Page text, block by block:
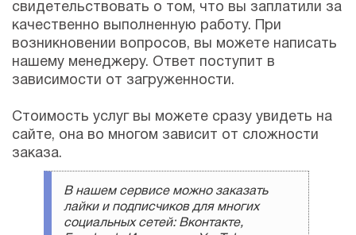
свидетельствовать о том, что вы заплатили за
качественно выполненную работу. При
возникновении вопросов, вы можете написать
нашему менеджеру. Ответ поступит в
зависимости от загруженности.
Стоимость услуг вы можете сразу увидеть на
сайте, она во многом зависит от сложности
заказа.
В нашем сервисе можно заказать
лайки и подписчиков для многих
социальных сетей: Вконтакте,